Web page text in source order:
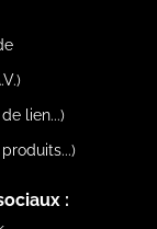
lien...)
: